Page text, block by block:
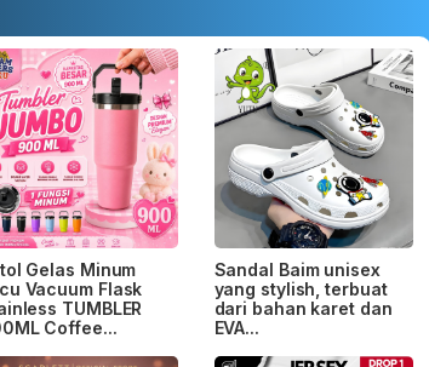
Gelas Minum
Vacuum Flask
TUMBLER
Coffee...
Sandal Baim unisex
yang stylish, terbuat
dari bahan karet dan
EVA...